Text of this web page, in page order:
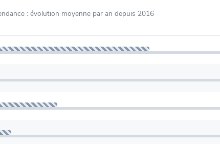
: évolution moyenne par an depuis 2016